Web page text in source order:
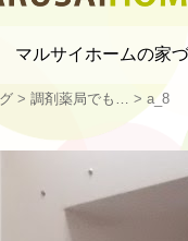
マルサイホームの家
> 調剤薬局でも… > a_8